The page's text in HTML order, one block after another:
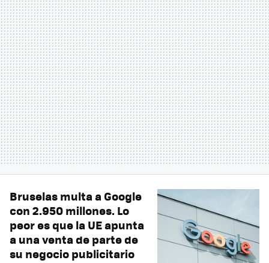
Bruselas multa a Google
con 2.950 millones. Lo
peor es que la UE apunta
a una venta de parte de
su negocio publicitario